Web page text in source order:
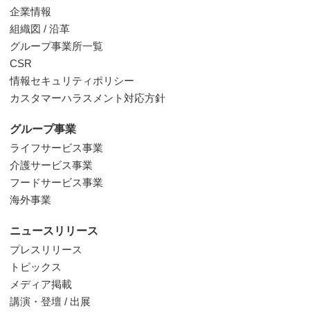
企業情報
組織図 / 沿革
グループ事業所一覧
CSR
情報セキュリティポリシー
カスタマーハラスメント対応方針
グループ事業
ライフサービス事業
介護サービス事業
フードサービス事業
海外事業
ニュースリリース
プレスリリース
トピックス
メディア掲載
講演・登壇 / 出展